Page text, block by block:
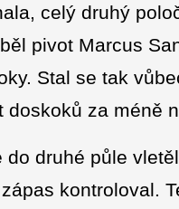
celý druhý
pivot Marcus
Stal se tak
za méně
druhé půle
kontroloval.